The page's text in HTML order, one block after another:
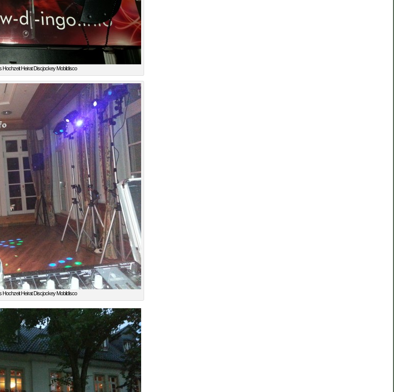
Heirat Discjockey Mobildisco
Heirat Discjockey Mobildisco